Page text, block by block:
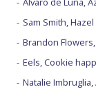
Sam Smith,
Brandon
Eels, Cookie
Natalie